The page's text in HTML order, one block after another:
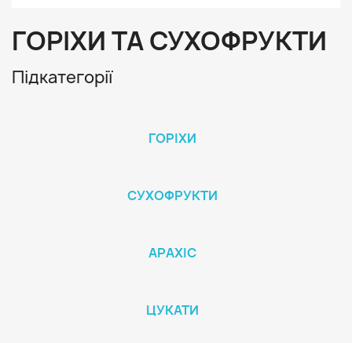
ГОРІХИ ТА СУХОФРУКТИ
Підкатегорії
ГОРІХИ
СУХОФРУКТИ
АРАХІС
ЦУКАТИ